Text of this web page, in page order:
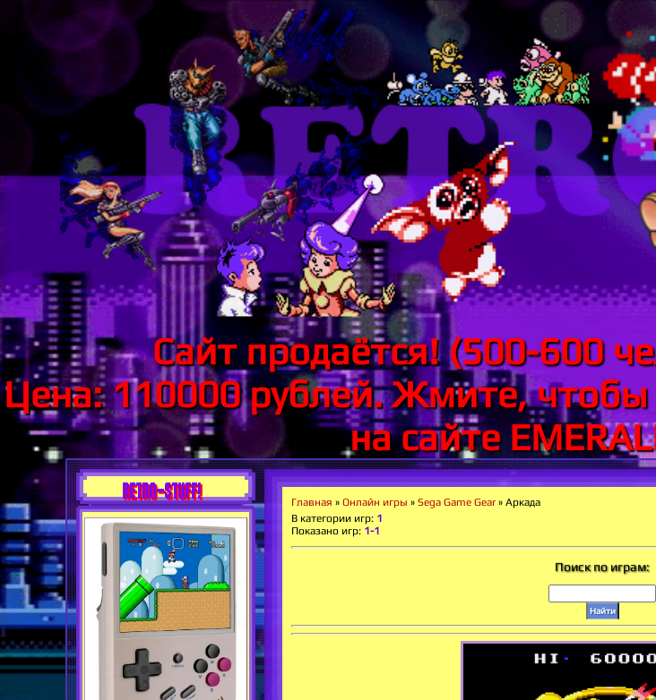
Сайт продаётся! (500-600
Цена: 110000 рублей. Жмите, чтобы
на сайте
RETRO-STUFF! Главная » Онлайн игры » Sega Game Gear » Аркада
В категории игр: 1
Показано игр: 1-1
Поиск по играм: